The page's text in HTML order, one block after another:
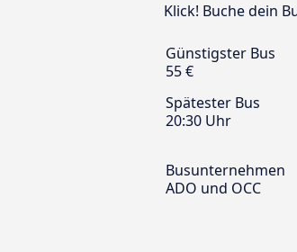
Klick! Buche dein
Günstigster Bus
55 €
Spätester Bus
20:30 Uhr
Busunternehmen
ADO und OCC